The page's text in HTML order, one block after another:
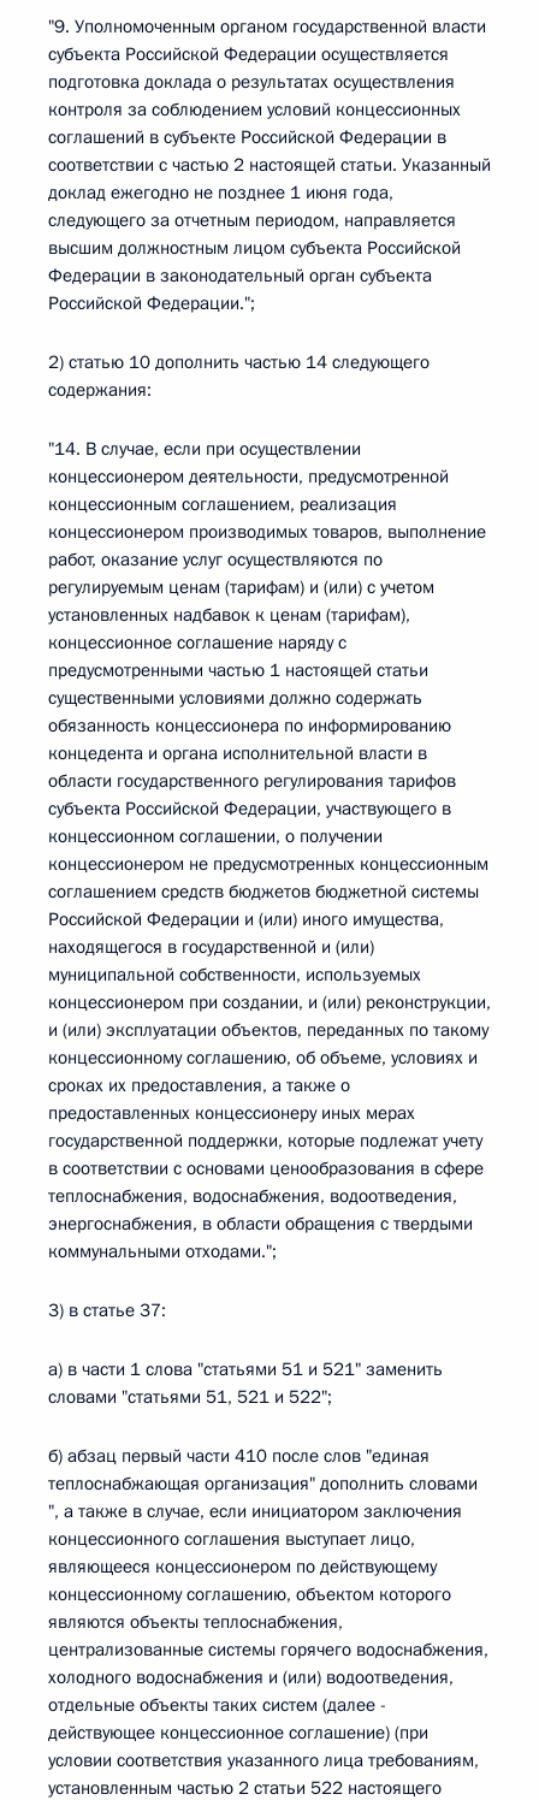
"9. Уполномоченным органом государственной власти
субъекта Российской Федерации осуществляется
подготовка доклада о результатах осуществления
контроля за соблюдением условий концессионных
соглашений в субъекте Российской Федерации в
соответствии с частью 2 настоящей статьи. Указанный
доклад ежегодно не позднее 1 июня года,
следующего за отчетным периодом, направляется
высшим должностным лицом субъекта Российской
Федерации в законодательный орган субъекта
Российской Федерации.";
2) статью 10 дополнить частью 14 следующего
содержания:
"14. В случае, если при осуществлении
концессионером деятельности, предусмотренной
концессионным соглашением, реализация
концессионером производимых товаров, выполнение
работ, оказание услуг осуществляются по
регулируемым ценам (тарифам) и (или) с учетом
установленных надбавок к ценам (тарифам),
концессионное соглашение наряду с
предусмотренными частью 1 настоящей статьи
существенными условиями должно содержать
обязанность концессионера по информированию
концедента и органа исполнительной власти в
области государственного регулирования тарифов
субъекта Российской Федерации, участвующего в
концессионном соглашении, о получении
концессионером не предусмотренных концессионным
соглашением средств бюджетов бюджетной системы
Российской Федерации и (или) иного имущества,
находящегося в государственной и (или)
муниципальной собственности, используемых
концессионером при создании, и (или) реконструкции,
и (или) эксплуатации объектов, переданных по такому
концессионному соглашению, об объеме, условиях и
сроках их предоставления, а также о
предоставленных концессионеру иных мерах
государственной поддержки, которые подлежат учету
в соответствии с основами ценообразования в сфере
теплоснабжения, водоснабжения, водоотведения,
энергоснабжения, в области обращения с твердыми
коммунальными отходами.";
3) в статье 37:
а) в части 1 слова "статьями 51 и 521" заменить
словами "статьями 51, 521 и 522";
б) абзац первый части 410 после слов "единая
теплоснабжающая организация" дополнить словами
", а также в случае, если инициатором заключения
концессионного соглашения выступает лицо,
являющееся концессионером по действующему
концессионному соглашению, объектом которого
являются объекты теплоснабжения,
централизованные системы горячего водоснабжения,
холодного водоснабжения и (или) водоотведения,
отдельные объекты таких систем (далее -
действующее концессионное соглашение) (при
условии соответствия указанного лица требованиям,
установленным частью 2 статьи 522 настоящего